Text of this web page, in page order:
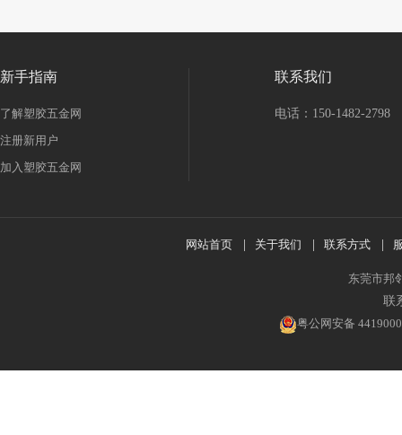
新手指南
了解塑胶五金网
注册新用户
加入塑胶五金网
联系我们
电话：150-1482-2798
网站首页 关于我们 联系方式
东莞市邦
联
粤公网安备